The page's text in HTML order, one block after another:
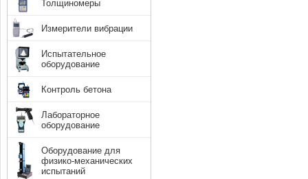
Толщиномеры
Измерители вибрации
Испытательное
оборудование
Контроль бетона
Лабораторное
оборудование
Оборудование для
физико-механических
испытаний